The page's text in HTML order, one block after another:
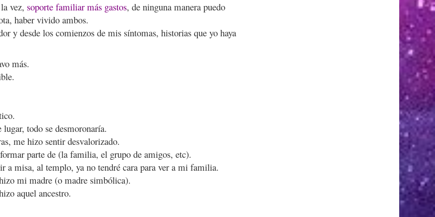
vez, soporte familiar más gastos, de ninguna manera puedo
haber vivido ambos.
y desde los comienzos de mis síntomas, historias que yo haya
más.
lugar, todo se desmoronaría.
me hizo sentir desvalorizado.
parte de (la familia, el grupo de amigos, etc).
a misa, al templo, ya no tendré cara para ver a mi familia.
mi madre (o madre simbólica).
aquel ancestro.